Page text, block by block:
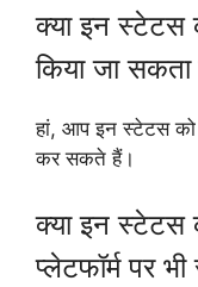
क्या इन स्टेटस
किया जा सकता
हां, आप इन स्टेटस
कर सकते हैं।
क्या इन स्टेटस
प्लेटफॉर्म पर